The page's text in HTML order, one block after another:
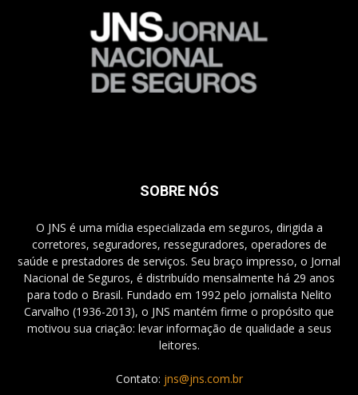
SOBRE NÓS
O JNS é uma mídia especializada em seguros, dirigida a
corretores, seguradores, resseguradores, operadores de
saúde e prestadores de serviços. Seu braço impresso, o Jornal
Nacional de Seguros, é distribuído mensalmente há 29 anos
para todo o Brasil. Fundado em 1992 pelo jornalista Nelito
Carvalho (1936-2013), o JNS mantém firme o propósito que
motivou sua criação: levar informação de qualidade a seus
leitores.
Contato: jns@jns.com.br